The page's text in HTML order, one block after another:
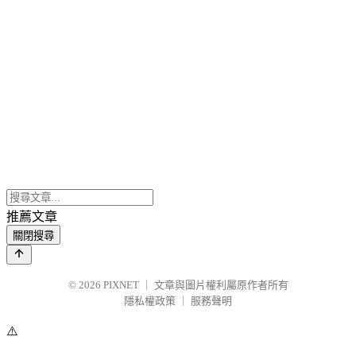
推薦文章
關閉搜尋
© 2026 PIXNET
文章與圖片權利屬原作者所有
隱私權政策
服務聲明
⚠️